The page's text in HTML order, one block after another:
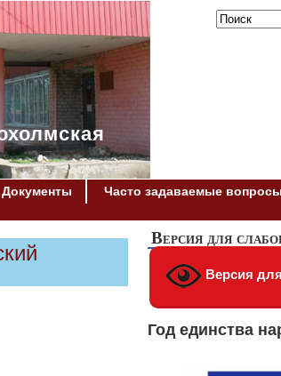
Документы Часто задаваемые вопросы
Версия для
Версия
Год единства